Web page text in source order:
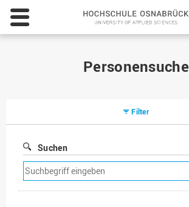
Personensuche
Filter
Suchen
Suchfilter
entfernen